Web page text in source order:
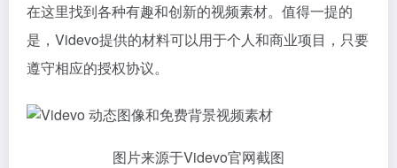
在这里找到各种有趣和创新的视频素材。值得一提的
是，Videvo提供的材料可以用于个人和商业项目，只要
遵守相应的授权协议。
图片来源于Videvo官网截图